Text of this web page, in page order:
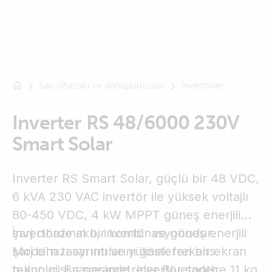
Mesela
Multiplus-
Orion
SmartShunt
Ṣarj cihazları ve dönüştürücüler İnvertörler
Inverter RS 48/6000 230V
Smart Solar
Inverter RS Smart Solar, güçlü bir 48 VDC,
6 kVA 230 VAC invertör ile yüksek voltajlı
80-450 VDC, 4 kW MPPT güneş enerjili
şarj cihazının bir kombinasyonudur.
Modern tasarımı ve yüksek frekans
İnvertörde akü, invertör ve güneş enerjili
şarj cihazı ayrıntılarını gösteren bir ekran